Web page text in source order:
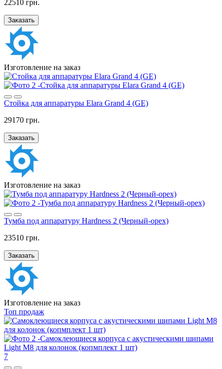
22510 грн.
Заказать
Изготовление на заказ
Стойка для аппаратуры Elara Grand 4 (GE)
29170 грн.
Заказать
Изготовление на заказ
Тумба под аппаратуру Hardness 2 (Черный-орех)
23510 грн.
Заказать
Изготовление на заказ
Топ продаж
7